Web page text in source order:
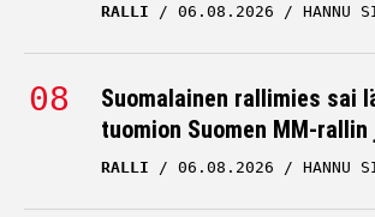
RALLI 06.08.2026 HANNU
Suomalainen rallimies sai
tuomion Suomen MM-rallin
RALLI 06.08.2026 HANNU